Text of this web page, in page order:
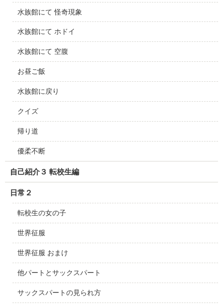
水族館にて 怪奇現象
水族館にて ホドイ
水族館にて 空腹
お昼ご飯
水族館に戻り
クイズ
帰り道
優柔不断
自己紹介３ 転校生編
日常２
転校生の女の子
世界征服
世界征服 おまけ
他パートとサックスパート
サックスパートの見られ方